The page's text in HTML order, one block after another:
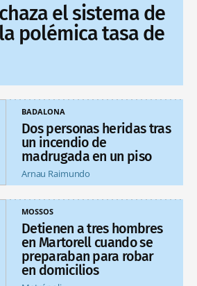
el sistema de
polémica tasa de
BADALONA
Dos personas heridas tras
un incendio de
madrugada en un piso
Arnau Raimundo
MOSSOS
Detienen a tres hombres
en Martorell cuando se
preparaban para robar
en domicilios